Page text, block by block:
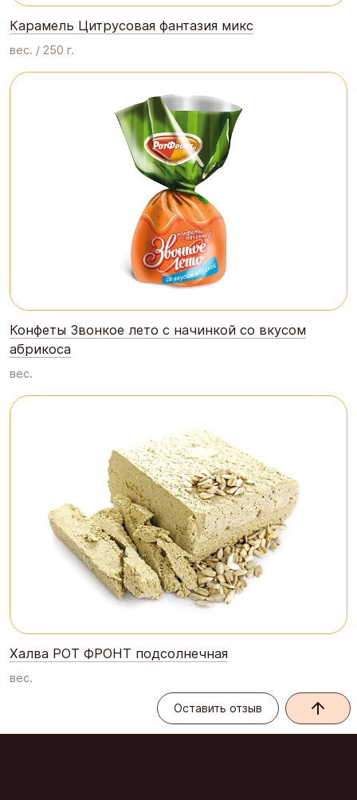
Карамель Цитрусовая фантазия микс
вес. / 250 г.
Конфеты Звонкое лето с начинкой со вкусом
абрикоса
вес.
Халва РОТ ФРОНТ подсолнечная
вес.
Оставить отзыв